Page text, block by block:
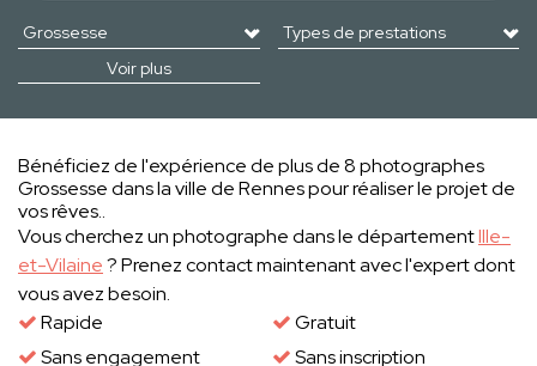
Voir plus
Bénéficiez de l'expérience de plus de 8 photographes
Grossesse dans la ville de Rennes pour réaliser le projet de
vos rêves..
Vous cherchez un photographe dans le départementIlle-
et-Vilaine? Prenez contact maintenant avec l'expert dont
vous avez besoin.
Rapide
Gratuit
Sans engagement
Sans inscription